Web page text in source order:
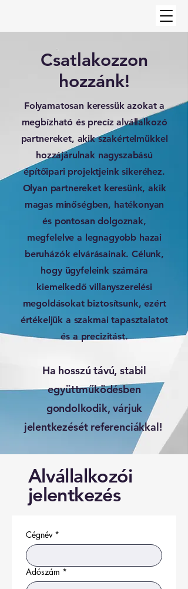
Csatlakozzon
hozzánk!
Folyamatosan keressük azokat a
megbízható és precíz alvállalkozó
partnereket, akik szakértelmükkel
hozzájárulnak nagyszabású
építőipari projektjeink sikeréhez.
Olyan partnereket keresünk, akik
magas minőségben, hatékonyan
és pontosan dolgoznak,
megfelelve a legnagyobb hazai
beruházók elvárásainak. Célunk,
hogy ügyfeleink számára
kiemelkedő villanyszerelési
megoldásokat biztosítsunk, ezért
értékeljük a szakmai tapasztalatot
és a precizitást.
Ha hosszú távú, stabil
együttműködésben
gondolkodik, várjuk
jelentkezését referenciákkal!
Alvállalkozói
jelentkezés
Cégnév *
Adószám *